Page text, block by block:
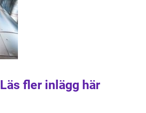
Läs fler inlägg här